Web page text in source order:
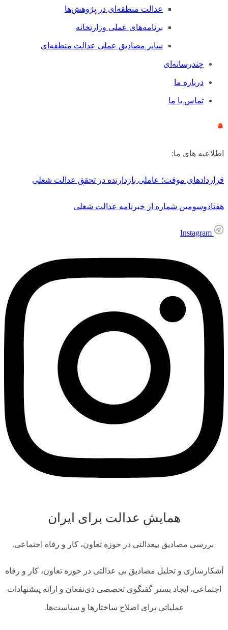
عدالت منطقه‌ای در پژوهش‌ها
برنامه‌های عملی وزارتخانه
سایر مصادیق عملی عدالت منطقه‌ای
چندرسانه‌ای
درباره ما
تماس با ما
اطلاعیه های ما:
قراردادهای موقت؛ عاملی بازدارنده در تحقق عدالت شغلی
هفتادوسومین شماره از خبرنامه عدالت شغلی
Instagram
همایش عدالت برای ایران
بررسی مصادیق بی­عدالتی در حوزه تعاون، کار و رفاه اجتماعی.
آشکارسازی و تحلیل مصادیق بی‌ عدالتی در حوزه تعاون، کار و رفاه
اجتماعی، ایجاد بستر گفتگوی تخصصی ذی‌نفعان و ارائه پیشنهادات
عملیاتی برای اصلاح ساختارها و سیاست‌ها.